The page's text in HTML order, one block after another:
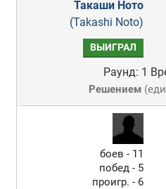
Такаши Ното
(Takashi Noto)
ВЫИГРАЛ
Раунд: 1
Решением(
боев - 11
побед - 5
проигр. - 6